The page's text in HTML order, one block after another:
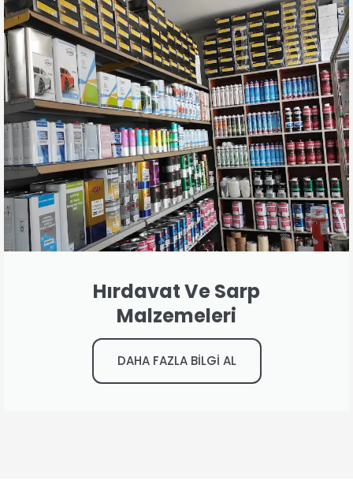
Hırdavat Ve Sarp
Malzemeleri
DAHA FAZLA BİLGİ AL